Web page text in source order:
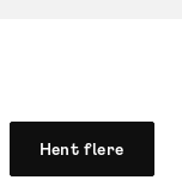
Hent flere